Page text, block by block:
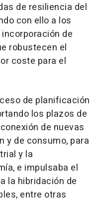
de resiliencia del
con ello a los
de
robustecen el
coste para el
de planificación
los plazos de
de nuevas
y de consumo, para
y la
e impulsaba el
la hibridación de
entre otras